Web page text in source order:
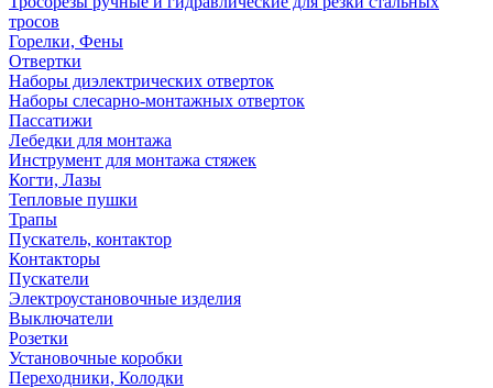
тросов
Горелки, Фены
Отвертки
Наборы диэлектрических отверток
Наборы слесарно-монтажных отверток
Пассатижи
Лебедки для монтажа
Инструмент для монтажа стяжек
Когти, Лазы
Тепловые пушки
Трапы
Пускатель, контактор
Контакторы
Пускатели
Электроустановочные изделия
Выключатели
Розетки
Установочные коробки
Переходники, Колодки